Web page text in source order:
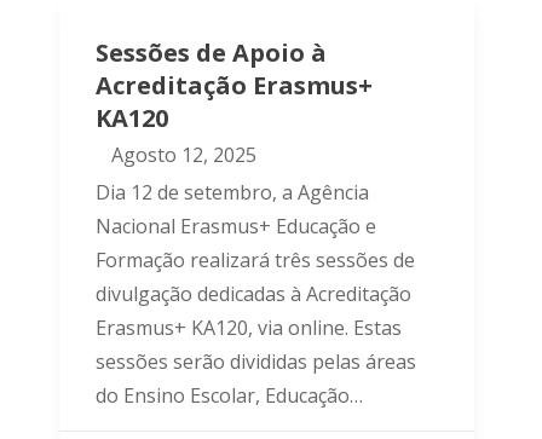
Sessões de Apoio à
Acreditação Erasmus+
KA120
Agosto 12, 2025
Dia 12 de setembro, a Agência
Nacional Erasmus+ Educação e
Formação realizará três sessões de
divulgação dedicadas à Acreditação
Erasmus+ KA120, via online. Estas
sessões serão divididas pelas áreas
do Ensino Escolar, Educação…